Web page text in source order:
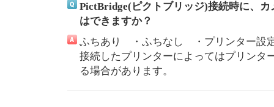
PictBridge(ピクトブリッジ)接続時に、
はできますか？
ふちあり ・ふちなし ・プリンター設
接続したプリンターによってはプリンタ
る場合があります。